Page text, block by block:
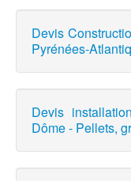
Devis
Pyrénées-
Devis
Dôme - Pellets,